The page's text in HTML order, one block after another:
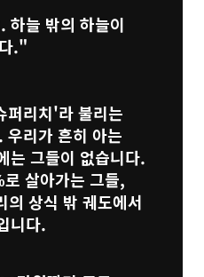
늘 밖의 하늘이
."
퍼리치'라 불리는
우리가 흔히 아는
는 그들이 없습니다.
살아가는 그들,
상식 밖 궤도에서
니다.